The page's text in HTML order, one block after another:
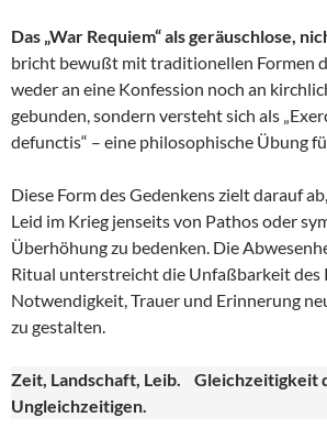
Das „War Requiem“ als geräuschlose,
bricht bewußt mit traditionellen Formen
weder an eine Konfession noch an
gebunden, sondern versteht sich als
defunctis“ – eine philosophische Übung
Diese Form des Gedenkens zielt darauf
Leid im Krieg jenseits von Pathos oder
Überhöhung zu bedenken. Die
Ritual unterstreicht die Unfaßbarkeit des
Notwendigkeit, Trauer und Erinnerung
zu gestalten.
Zeit, Landschaft, Leib. Gleichzeitigkeit
Ungleichzeitigen.